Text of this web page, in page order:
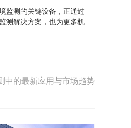
监测的关键设备，正通过
测解决方案，也为更多机
中的最新应用与市场趋势